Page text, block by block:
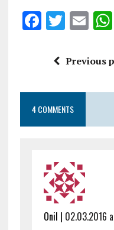
F
ce
o
o
k
T
it
r
E
ai
Previous
4 COMMENTS
Onil | 02.03.2016